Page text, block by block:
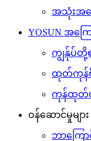
အသုံးအ
YOSUN အကြေ
ကျွန်ုပ်တို့
ထုတ်ကုန်
ကုန်ထုတ်
ဝန်ဆောင်မှုများ
ဘာကြေ